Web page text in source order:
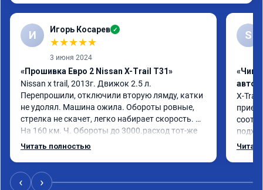
И Игорь Косарев ✓
★★★★★
3 июня 2024
«Прошивка Евро 2 Nissan X-Trail T31»
Nissan x trаil, 2013г. Движок 2.5 л.
Перепрошили, отключили вторую лямду, катки
не удолял. Машина ожила. Обороты ровные,
стрелка не скачет, легко набирает скорость.
На 160 км. Ч. Обороты до 3000.расход тот-же
без изменения 12л. Услугой доволен.
Читать полностью
S
«Чип
X-Trail
‹ ›